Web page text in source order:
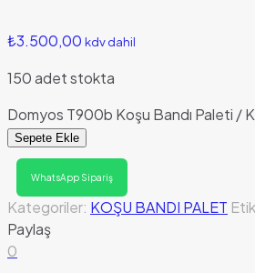
₺3.500,00 kdv dahil
150 adet stokta
Domyos T900b Koşu Bandı Paleti /
Sepete Ekle
WhatsApp Sipariş
Kategoriler: KOŞU BANDI PALET
Paylaş
0